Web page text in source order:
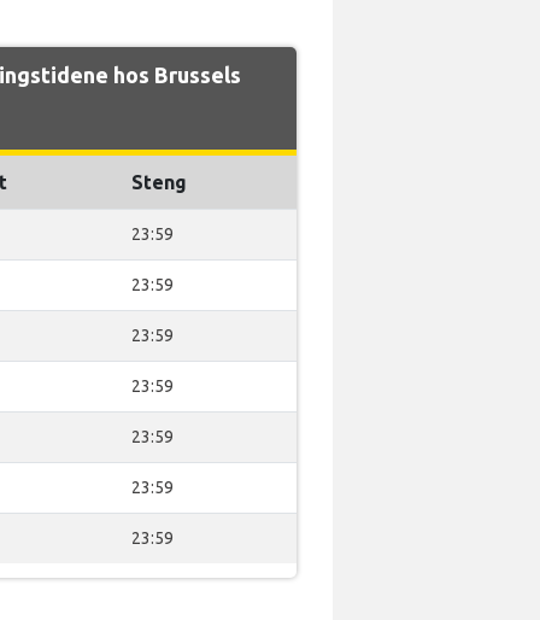
hos Brussels
Steng
23:59
23:59
23:59
23:59
23:59
23:59
23:59